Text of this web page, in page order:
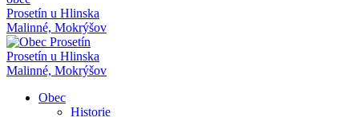
Prosetín u Hlinska
Malinné, Mokrýšov
Prosetín u Hlinska
Malinné, Mokrýšov
Obec
Historie